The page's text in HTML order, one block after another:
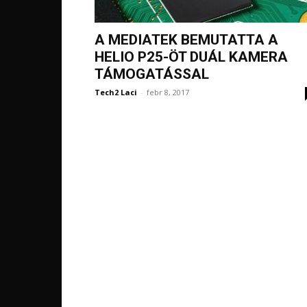
A MEDIATEK BEMUTATTA A
HELIO P25-ÖT DUÁL KAMERA
TÁMOGATÁSSAL
Tech2 Laci - febr 8, 2017